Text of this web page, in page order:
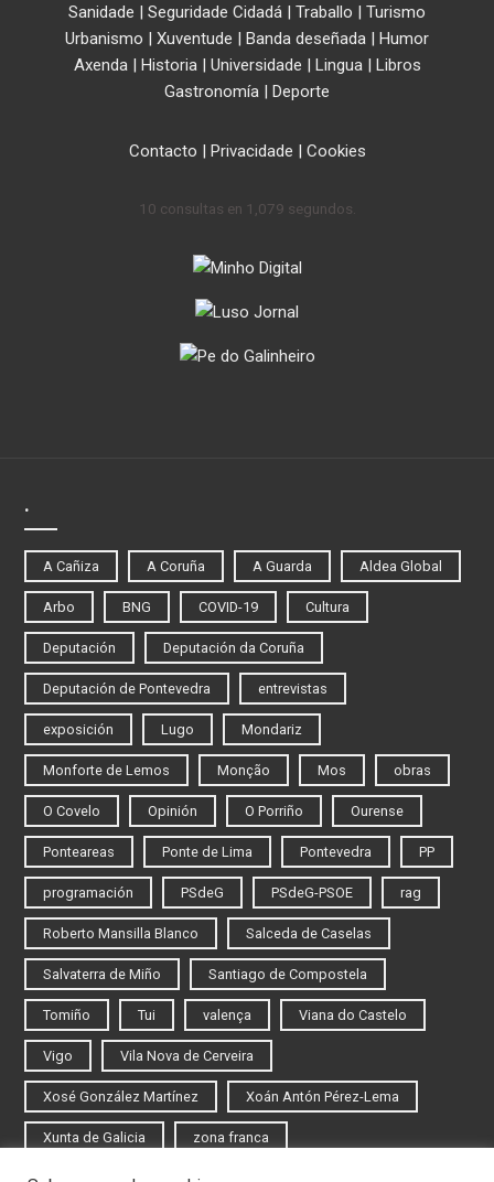
Sanidade | Seguridade Cidadá | Traballo | Turismo
Urbanismo | Xuventude | Banda deseñada | Humor
Axenda| Historia| Universidade | Lingua| Libros
Gastronomía | Deporte
Contacto | Privacidade | Cookies
10 consultas en 1,079 segundos.
.
A Cañiza A Coruña A Guarda Aldea Global
Arbo BNG COVID-19 Cultura
Deputación Deputación da Coruña
Deputación de Pontevedra entrevistas
exposición Lugo Mondariz
Monforte de Lemos Monção Mos obras
O Covelo Opinión O Porriño Ourense
Ponteareas Ponte de Lima Pontevedra PP
programación PSdeG PSdeG-PSOE rag
Roberto Mansilla Blanco Salceda de Caselas
Salvaterra de Miño Santiago de Compostela
Tomiño Tui valença Viana do Castelo
Vigo Vila Nova de Cerveira
Xosé González Martínez Xoán Antón Pérez-Lema
Xunta de Galicia zona franca